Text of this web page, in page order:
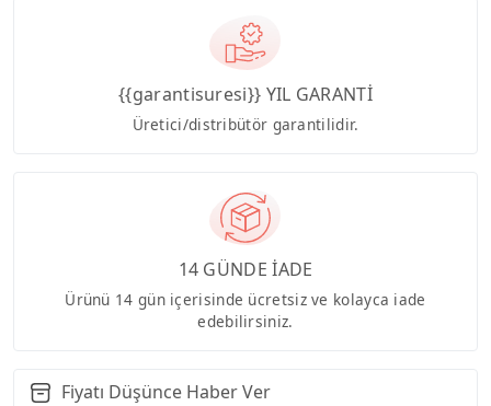
{{garantisuresi}} YIL GARANTİ
Üretici/distribütör garantilidir.
14 GÜNDE İADE
Ürünü 14 gün içerisinde ücretsiz ve kolayca iade
edebilirsiniz.
Fiyatı Düşünce Haber Ver